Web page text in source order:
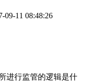
11 08:48:26
进行监管的逻辑是什